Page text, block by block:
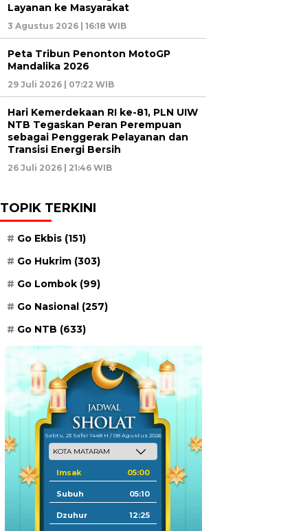
Layanan ke Masyarakat
3 Agustus 2026 | 16:18 WIB
Peta Tribun Penonton MotoGP
Mandalika 2026
29 Juli 2026 | 07:22 WIB
Hari Kemerdekaan RI ke-81, PLN UIW
NTB Tegaskan Peran Perempuan
sebagai Penggerak Pelayanan dan
Transisi Energi Bersih
26 Juli 2026 | 21:46 WIB
TOPIK TERKINI
Go Ekbis (151)
Go Hukrim (303)
Go Lombok (99)
Go Nasional (257)
Go NTB (633)
Sabtu, 23 Safar 1448 H / 08 Agustus 2026
Imsak 05:00
Subuh 05:10
Dzuhur 12:25